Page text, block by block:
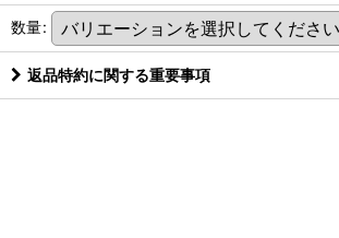
数量:
返品特約に関する重要事項